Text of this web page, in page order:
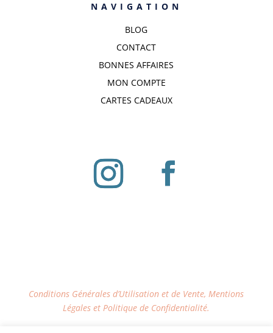
NAVIGATION
BLOG
CONTACT
BONNES AFFAIRES
MON COMPTE
CARTES CADEAUX
Conditions Générales d’Utilisation et de Vente, Mentions
Légales et Politique de Confidentialité.